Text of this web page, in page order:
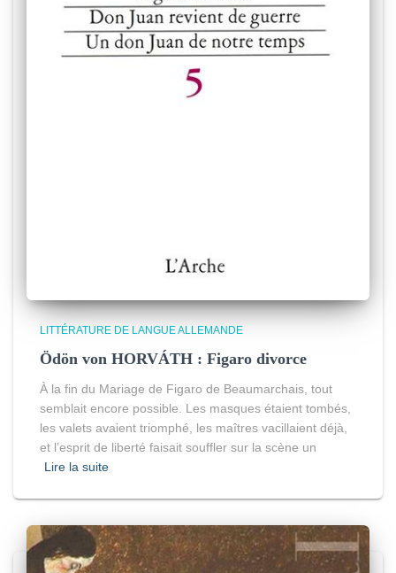
LITTÉRATURE DE LANGUE ALLEMANDE
Ödön von HORVÁTH : Figaro divorce
À la fin du Mariage de Figaro de Beaumarchais, tout
semblait encore possible. Les masques étaient tombés,
les valets avaient triomphé, les maîtres vacillaient déjà,
et l’esprit de liberté faisait souffler sur la scène un
Lire la suite